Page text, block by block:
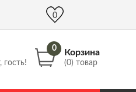
info@DrozdPcp.ru
гость!
0 Корзина
(0) товар
0